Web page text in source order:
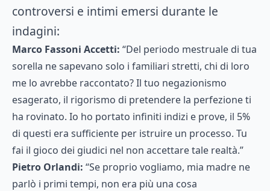
controversi e intimi emersi durante le
indagini:
Marco Fassoni Accetti: “Del periodo mestruale di tua
sorella ne sapevano solo i familiari stretti, chi di loro
me lo avrebbe raccontato? Il tuo negazionismo
esagerato, il rigorismo di pretendere la perfezione ti
ha rovinato. Io ho portato infiniti indizi e prove, il 5%
di questi era sufficiente per istruire un processo. Tu
fai il gioco dei giudici nel non accettare tale realtà.”
Pietro Orlandi: “Se proprio vogliamo, mia madre ne
parlò i primi tempi, non era più una cosa